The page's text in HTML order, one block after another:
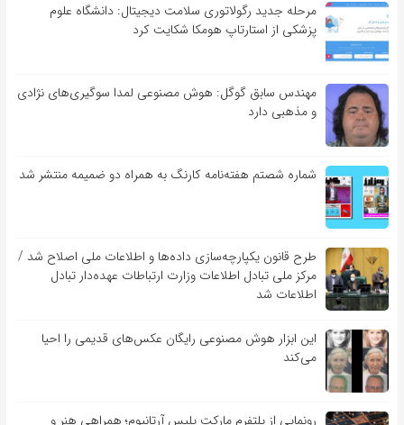
مرحله جدید رگولاتوری سلامت دیجیتال: دانشگاه علوم
پزشکی از استارتاپ هومکا شکایت کرد
مهندس سابق گوگل: هوش مصنوعی لمدا سوگیری‌های نژادی
و مذهبی دارد
شماره شصتم هفته‌نامه کارنگ به همراه دو ضمیمه منتشر شد
طرح قانون یکپارچه‌سازی داده‌ها و اطلاعات ملی اصلاح شد /
مرکز ملی تبادل اطلاعات وزارت ارتباطات عهده‌دار تبادل
اطلاعات شد
این ابزار هوش مصنوعی رایگان عکس‌های قدیمی را احیا
می‌کند
رونمایی از پلتفرم مارکت پلیس آرتانیوم؛ همراهی هنر و